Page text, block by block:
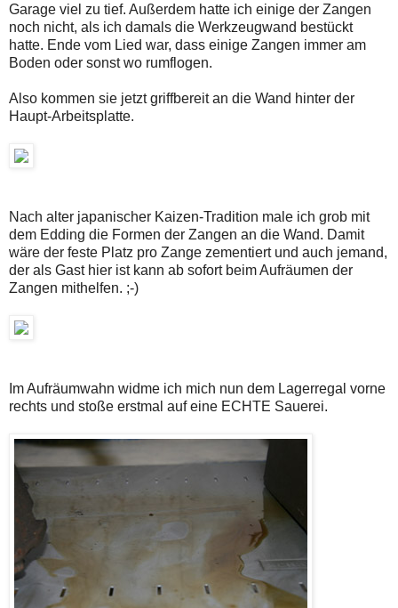
Garage viel zu tief. Außerdem hatte ich einige der Zangen
noch nicht, als ich damals die Werkzeugwand bestückt
hatte. Ende vom Lied war, dass einige Zangen immer am
Boden oder sonst wo rumflogen.
Also kommen sie jetzt griffbereit an die Wand hinter der
Haupt-Arbeitsplatte.
Nach alter japanischer Kaizen-Tradition male ich grob mit
dem Edding die Formen der Zangen an die Wand. Damit
wäre der feste Platz pro Zange zementiert und auch jemand,
der als Gast hier ist kann ab sofort beim Aufräumen der
Zangen mithelfen. ;-)
Im Aufräumwahn widme ich mich nun dem Lagerregal vorne
rechts und stoße erstmal auf eine ECHTE Sauerei.